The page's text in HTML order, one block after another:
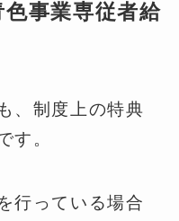
事業専従者給
、制度上の特典
す。
行っている場合